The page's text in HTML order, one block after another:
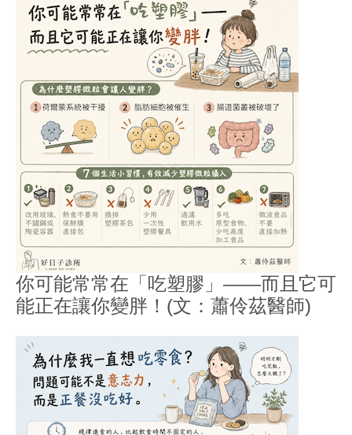
你可能常常在「吃塑膠」——而且它可
能正在讓你變胖！(文：蕭伶茲醫師)